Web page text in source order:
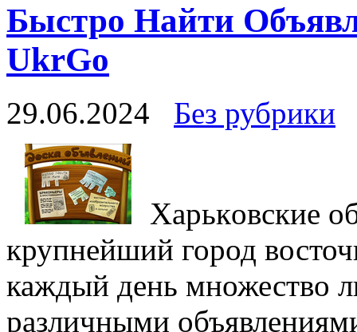
Быстро Найти
UkrGo
29.06.2024 Без рубрики
Xaрькoвскиe
крупнейший город
каждый день множество
различными